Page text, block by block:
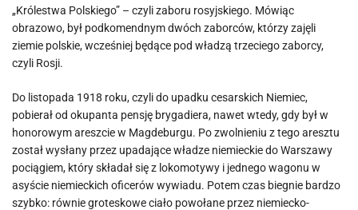
„Królestwa Polskiego” – czyli zaboru rosyjskiego. Mówiąc
obrazowo, był podkomendnym dwóch zaborców, którzy zajęli
ziemie polskie, wcześniej będące pod władzą trzeciego zaborcy,
czyli Rosji.
Do listopada 1918 roku, czyli do upadku cesarskich Niemiec,
pobierał od okupanta pensję brygadiera, nawet wtedy, gdy był w
honorowym areszcie w Magdeburgu. Po zwolnieniu z tego aresztu
został wysłany przez upadające władze niemieckie do Warszawy
pociągiem, który składał się z lokomotywy i jednego wagonu w
asyście niemieckich oficerów wywiadu. Potem czas biegnie bardzo
szybko: równie groteskowe ciało powołane przez niemiecko-